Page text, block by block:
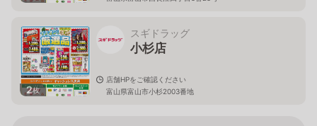
2枚
スギドラッグ
小杉店
店舗HPをご確認ください
富山県富山市小杉2003番地